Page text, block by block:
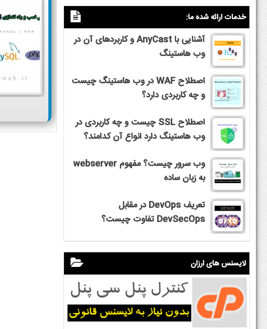
خدمات ارائه شده ما:
آشنایی با AnyCast و کاربردهای آن در
وب هاستینگ
اصطلاح WAF در وب هاستینگ چیست
و چه کاربردی دارد؟
اصطلاح SSL چیست و چه کاربردی در
وب هاستینگ دارد انواع آن کدامند؟
وب سرور چیست؟ مفهوم webserver
به زبان ساده
تعریف DevOps در مقابل
DevSecOps تفاوت چیست؟
لایسنس های ارزان